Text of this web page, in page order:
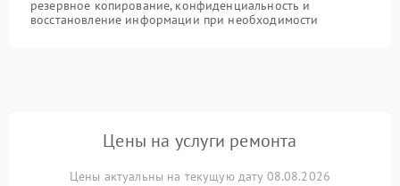
резервное копирование, конфиденциальность и
восстановление информации при необходимости
Цены на услуги ремонта
Цены актуальны на текущую дату 08.08.2026